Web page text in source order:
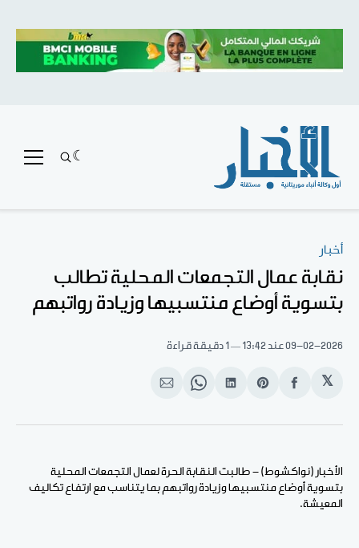
أخبار
نقابة عمال التجمعات المحلية تطالب
بتسوية أوضاع منتسبيها وزيادة رواتبهم
09-02-2026عند 13:42 1 دقيقة قراءة
𝕏
انشر
الفيسبوك
Share
Pinterest
انشر
لينكد
Share
WhatsApp
انشر
الإيميل
الأخبار (نواكشوط) - طالبت النقابة الحرة لعمال التجمعات المحلية
بتسوية أوضاع منتسبيها وزيادة رواتبهم بما يتناسب مع ارتفاع تكاليف
المعيشة.